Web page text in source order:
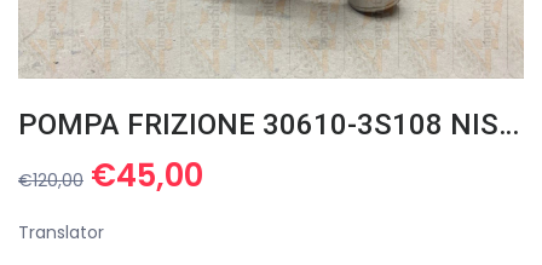
POMPA FRIZIONE 30610-3S108 NISSAN NAVARA PICK UP (D22) 2.5 TD 4WD
€120,00 Il
prezzo
originale
€45,00
Translator